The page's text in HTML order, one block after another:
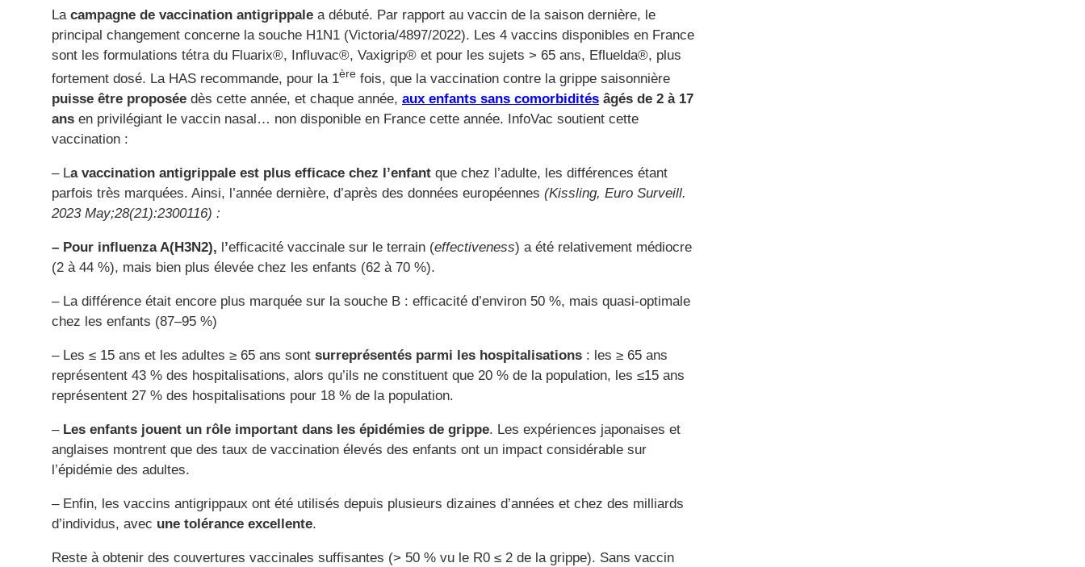
La campagne de vaccination antigrippale a débuté. Par rapport au vaccin de la saison dernière, le
principal changement concerne la souche H1N1 (Victoria/4897/2022). Les 4 vaccins disponibles en France
sont les formulations tétra du Fluarix®, Influvac®, Vaxigrip® et pour les sujets > 65 ans, Efluelda®, plus
fortement dosé. La HAS recommande, pour la 1ère fois, que la vaccination contre la grippe saisonnière
puisse être proposée dès cette année, et chaque année, aux enfants sans comorbidités âgés de 2 à 17
ans en privilégiant le vaccin nasal… non disponible en France cette année. InfoVac soutient cette
vaccination :
– La vaccination antigrippale est plus efficace chez l’enfant que chez l’adulte, les différences étant
parfois très marquées. Ainsi, l’année dernière, d’après des données européennes (Kissling, Euro Surveill.
2023 May;28(21):2300116) :
– Pour influenza A(H3N2), l’efficacité vaccinale sur le terrain (effectiveness) a été relativement médiocre
(2 à 44 %), mais bien plus élevée chez les enfants (62 à 70 %).
– La différence était encore plus marquée sur la souche B : efficacité d’environ 50 %, mais quasi-optimale
chez les enfants (87–95 %)
– Les ≤ 15 ans et les adultes ≥ 65 ans sont surreprésentés parmi les hospitalisations : les ≥ 65 ans
représentent 43 % des hospitalisations, alors qu’ils ne constituent que 20 % de la population, les ≤15 ans
représentent 27 % des hospitalisations pour 18 % de la population.
– Les enfants jouent un rôle important dans les épidémies de grippe. Les expériences japonaises et
anglaises montrent que des taux de vaccination élevés des enfants ont un impact considérable sur
l’épidémie des adultes.
– Enfin, les vaccins antigrippaux ont été utilisés depuis plusieurs dizaines d’années et chez des milliards
d’individus, avec une tolérance excellente.
Reste à obtenir des couvertures vaccinales suffisantes (> 50 % vu le R0 ≤ 2 de la grippe). Sans vaccin